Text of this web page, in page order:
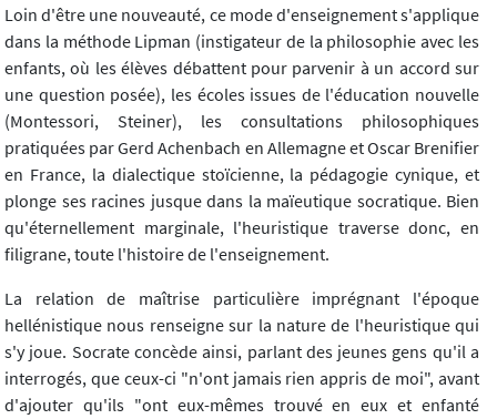
Loin d'être une nouveauté, ce mode d'enseignement s'applique
dans la méthode Lipman (instigateur de la philosophie avec les
enfants, où les élèves débattent pour parvenir à un accord sur
une question posée), les écoles issues de l'éducation nouvelle
(Montessori, Steiner), les consultations philosophiques
pratiquées par Gerd Achenbach en Allemagne et Oscar Brenifier
en France, la dialectique stoïcienne, la pédagogie cynique, et
plonge ses racines jusque dans la maïeutique socratique. Bien
qu'éternellement marginale, l'heuristique traverse donc, en
filigrane, toute l'histoire de l'enseignement.
La relation de maîtrise particulière imprégnant l'époque
hellénistique nous renseigne sur la nature de l'heuristique qui
s'y joue. Socrate concède ainsi, parlant des jeunes gens qu'il a
interrogés, que ceux-ci "n'ont jamais rien appris de moi", avant
d'ajouter qu'ils "ont eux-mêmes trouvé en eux et enfanté